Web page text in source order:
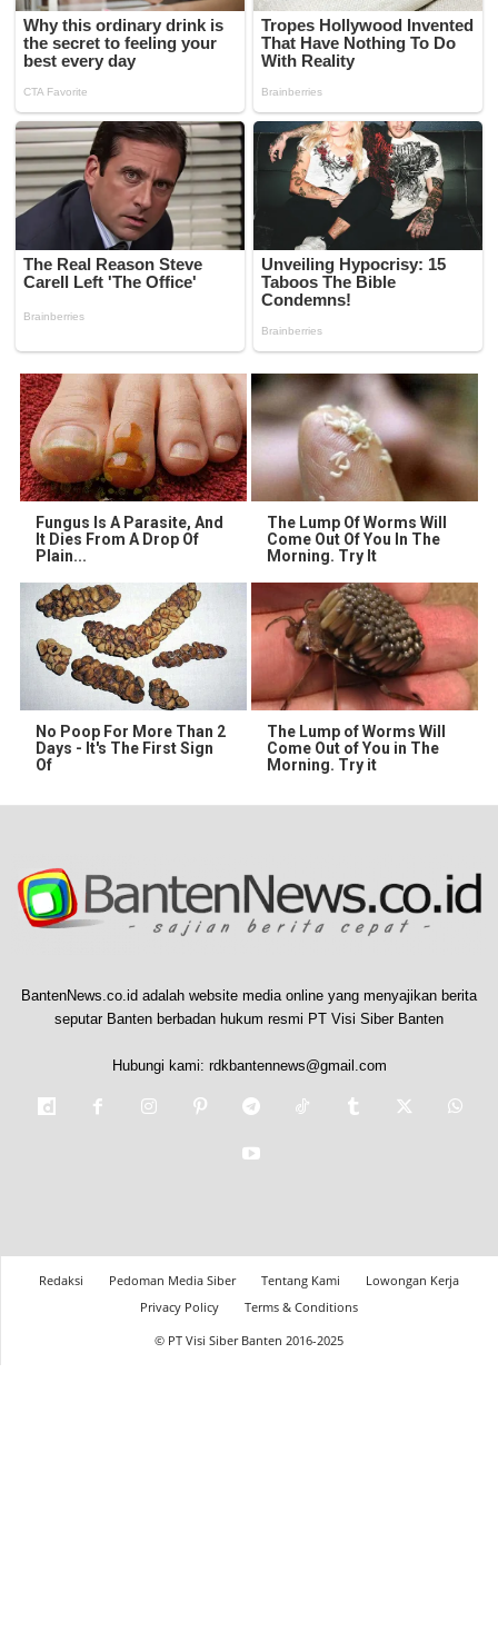
Fungus Is A Parasite, And
It Dies From A Drop Of
Plain...
The Lump Of Worms Will
Come Out Of You In The
Morning. Try It
No Poop For More Than 2
Days - It's The First Sign
Of
The Lump of Worms Will
Come Out of You in The
Morning. Try it
BantenNews.co.id adalah website media online yang menyajikan berita
seputar Banten berbadan hukum resmi PT Visi Siber Banten
Hubungi kami: rdkbantennews@gmail.com
Redaksi Pedoman Media Siber Tentang Kami
Lowongan Kerja
Privacy Policy
Terms & Conditions
© PT Visi Siber Banten 2016-2025